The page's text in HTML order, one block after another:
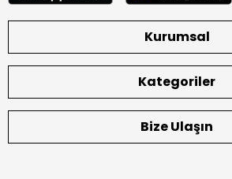
Kurumsal
Kategoriler
Bize Ulaşın